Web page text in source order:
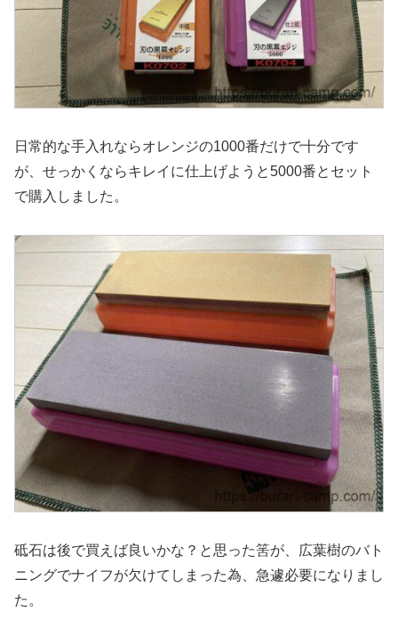
日常的な手入れならオレンジの1000番だけで十分です
が、せっかくならキレイに仕上げようと5000番とセット
で購入しました。
砥石は後で買えば良いかな？と思った筈が、広葉樹のバト
ニングでナイフが欠けてしまった為、急遽必要になりまし
た。